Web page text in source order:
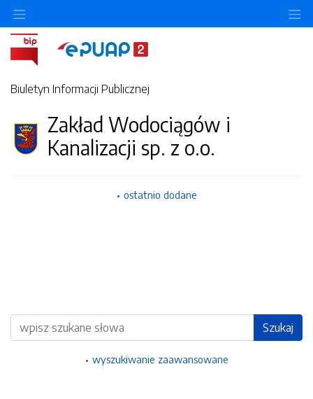
Biuletyn Informacji Publicznej
Zakład Wodociągów i
Kanalizacji sp. z o.o.
ostatnio dodane
Wyszukiwarka Szukaj
wyszukiwanie zaawansowane